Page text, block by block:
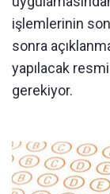
işlemlerinin
sonra
yapılacak
gerekiyor.